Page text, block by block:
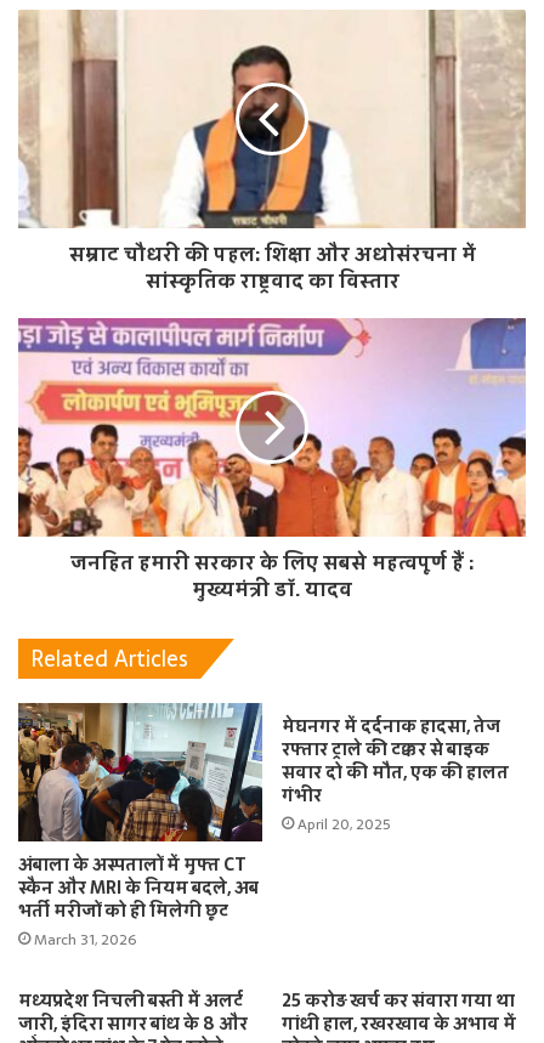
b
s
i
t
e
सम्राट चौधरी की पहल: शिक्षा और अधोसंरचना में
सांस्कृतिक राष्ट्रवाद का विस्तार
जनहित हमारी सरकार के लिए सबसे महत्वपूर्ण हैं :
मुख्यमंत्री डॉ. यादव
Related Articles
अंबाला के अस्पतालों में मुफ्त CT
स्कैन और MRI के नियम बदले, अब
भर्ती मरीजों को ही मिलेगी छूट
March 31, 2026
मेघनगर में दर्दनाक हादसा, तेज
रफ्तार ट्राले की टक्कर से बाइक
सवार दो की मौत, एक की हालत
गंभीर
April 20, 2025
मध्यप्रदेश निचली बस्ती में अलर्ट
जारी, इंदिरा सागर बांध के 8 और
25 करोड़ खर्च कर संवारा गया था
गांधी हाल, रखरखाव के अभाव में